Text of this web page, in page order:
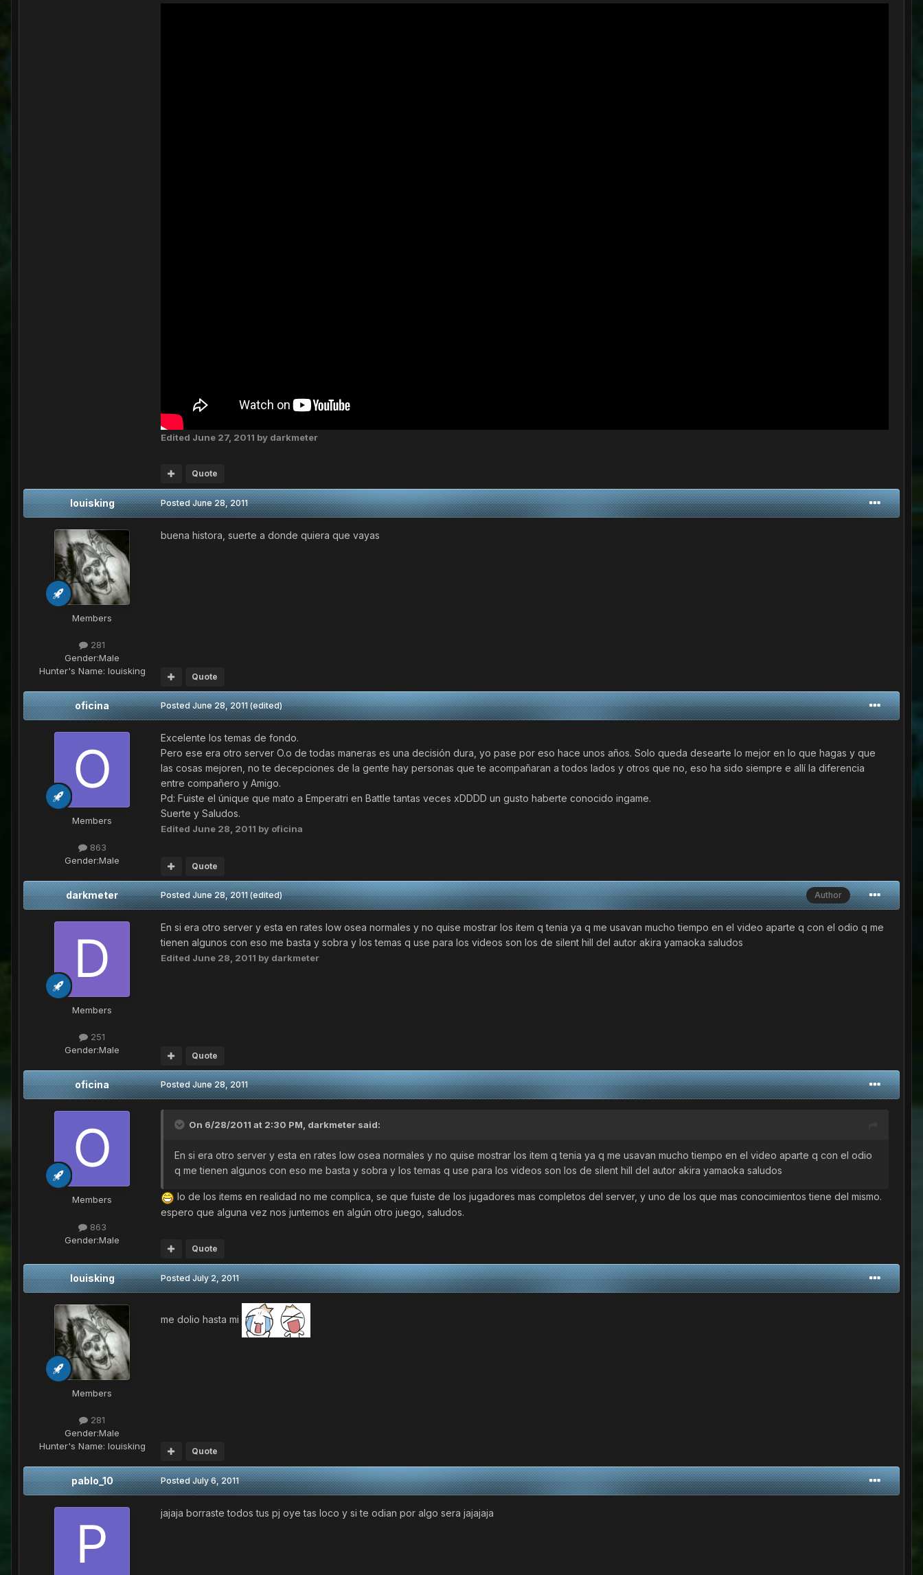
Edited June 27, 2011 by darkmeter
Quote
louisking
Members
281
Gender:Male
Hunter's Name: louisking
PostedJune 28, 2011
buena histora, suerte a donde quiera que vayas
Quote
oficina
Members
863
Gender:Male
PostedJune 28, 2011 (edited)
Excelente los temas de fondo.
Pero ese era otro server O.o de todas maneras es una decisión dura, yo pase por eso hace unos años. Solo queda desearte lo mejor en lo que hagas y que
las cosas mejoren, no te decepciones de la gente hay personas que te acompañaran a todos lados y otros que no, eso ha sido siempre e allí la diferencia
entre compañero y Amigo.
Pd: Fuiste el únique que mato a Emperatri en Battle tantas veces xDDDD un gusto haberte conocido ingame.
Suerte y Saludos.
Edited June 28, 2011 by oficina
Quote
darkmeter
Members
251
Gender:Male
Author
PostedJune 28, 2011 (edited)
En si era otro server y esta en rates low osea normales y no quise mostrar los item q tenia ya q me usavan mucho tiempo en el video aparte q con el odio q me
tienen algunos con eso me basta y sobra y los temas q use para los videos son los de silent hill del autor akira yamaoka saludos
Edited June 28, 2011 by darkmeter
Quote
oficina
Members
863
Gender:Male
PostedJune 28, 2011
On 6/28/2011 at 2:30 PM, darkmeter said:
En si era otro server y esta en rates low osea normales y no quise mostrar los item q tenia ya q me usavan mucho tiempo en el video aparte q con el odio
q me tienen algunos con eso me basta y sobra y los temas q use para los videos son los de silent hill del autor akira yamaoka saludos
lo de los items en realidad no me complica, se que fuiste de los jugadores mas completos del server, y uno de los que mas conocimientos tiene del mismo.
espero que alguna vez nos juntemos en algún otro juego, saludos.
Quote
louisking
Members
281
Gender:Male
Hunter's Name: louisking
PostedJuly 2, 2011
me dolio hasta mi
Quote
pablo_10 PostedJuly 6, 2011
jajaja borraste todos tus pj oye tas loco y si te odian por algo sera jajajaja